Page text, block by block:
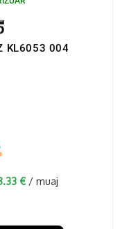
KL6053 004
€ / muaj